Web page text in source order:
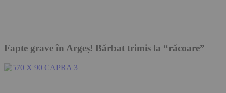
Fapte grave în Argeş! Bărbat trimis la “răcoare”